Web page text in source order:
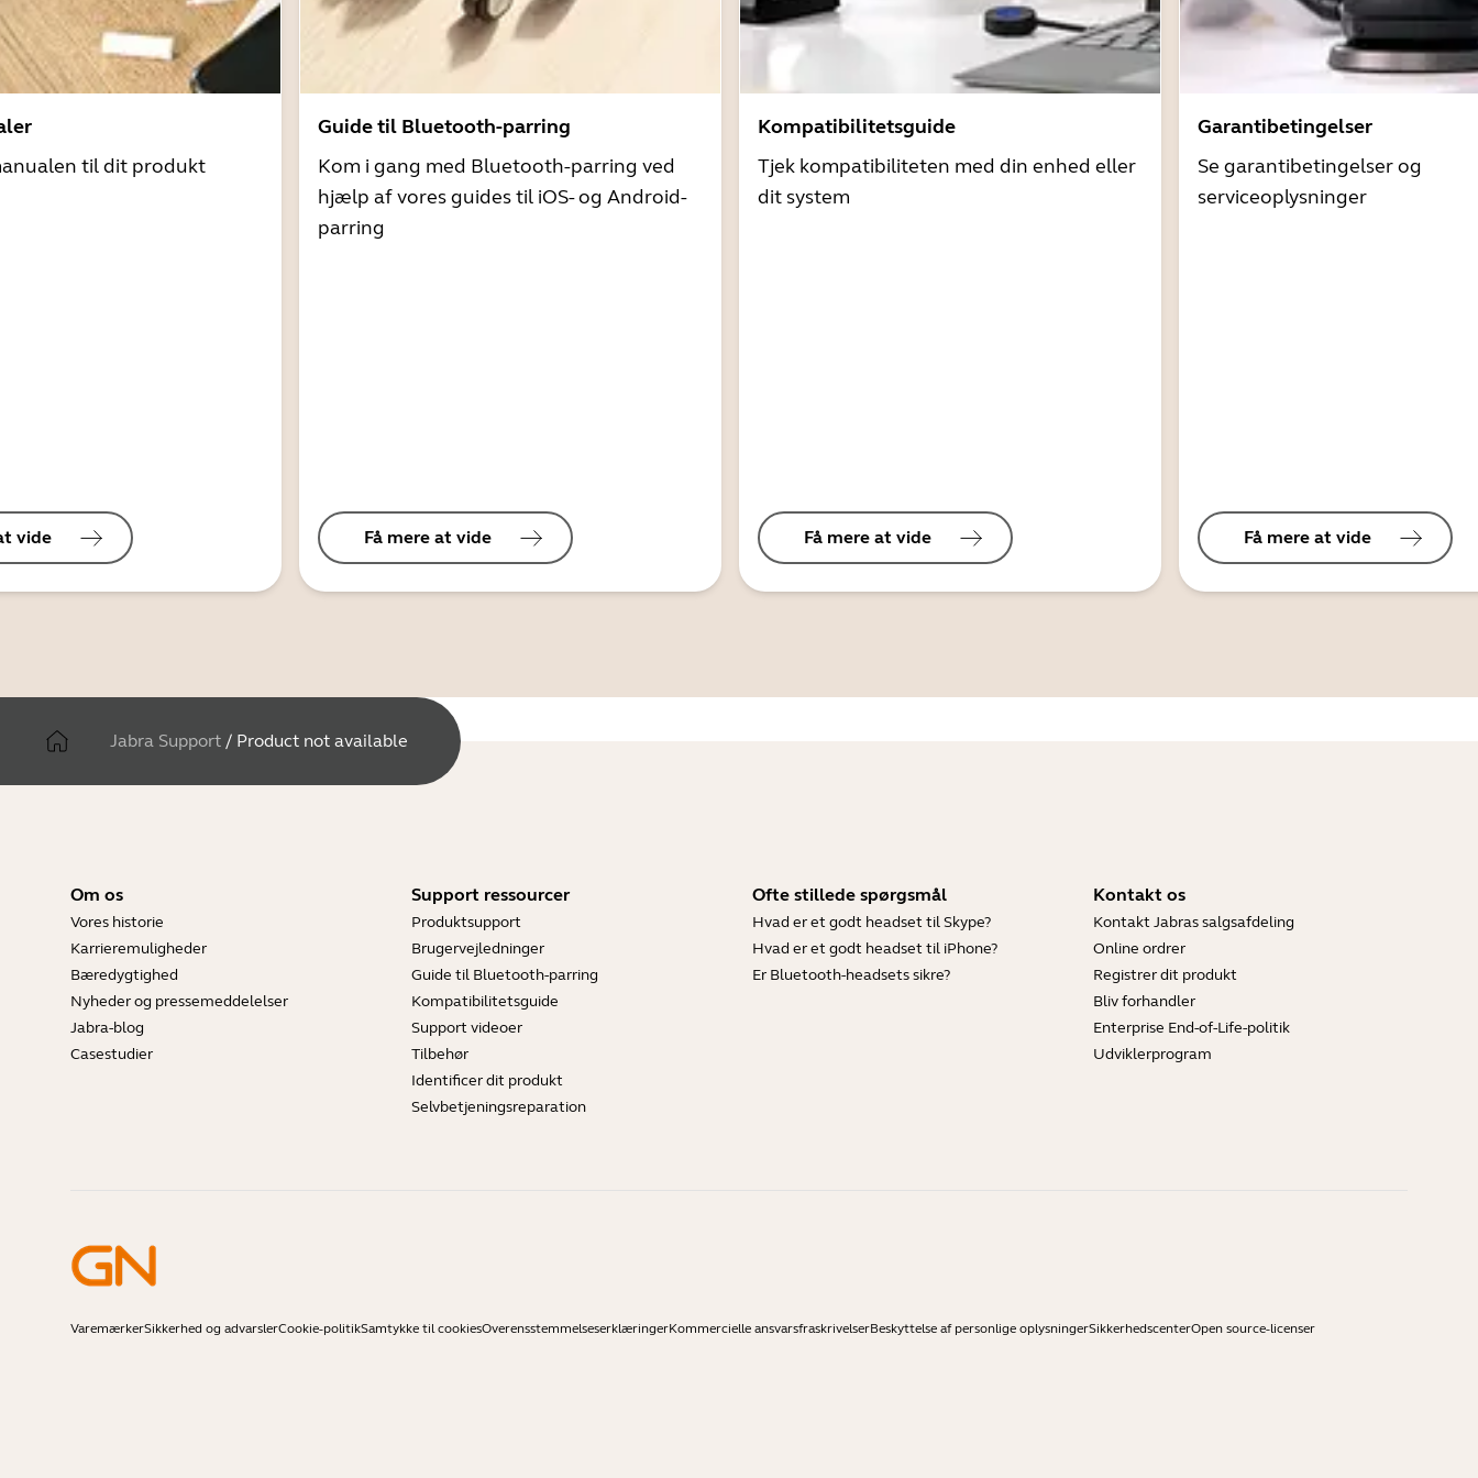
til dit produkt
vide
Guide til Bluetooth-parring
Kom i gang med Bluetooth-parring ved
hjælp af vores guides til iOS- og Android-
parring
Få mere at vide
Kompatibilitetsguide
Tjek kompatibiliteten med din enhed eller
dit system
Få mere at vide
Garantibetingelser
Se garantibetingelser og
serviceoplysninger
Få mere at vide
Jabra Support / Product not available
Om os
Vores historie
Karrieremuligheder
Bæredygtighed
Nyheder og pressemeddelelser
Jabra-blog
Casestudier
Support ressourcer
Produktsupport
Brugervejledninger
Guide til Bluetooth-parring
Kompatibilitetsguide
Support videoer
Tilbehør
Identificer dit produkt
Selvbetjeningsreparation
Ofte stillede spørgsmål
Hvad er et godt headset til Skype?
Hvad er et godt headset til iPhone?
Er Bluetooth-headsets sikre?
Kontakt os
Kontakt Jabras salgsafdeling
Online ordrer
Registrer dit produkt
Bliv forhandler
Enterprise End-of-Life-politik
Udviklerprogram
VaremærkerSikkerhed og advarslerCookie-politikSamtykke til cookiesOverensstemmelseserklæringerKommercielle ansvarsfraskrivelserBeskyttelse af personlige oplysningerSikkerhedscenterOpen source-licenser